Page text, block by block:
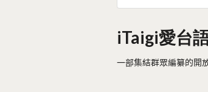
iTaigi愛台
一部集結群眾編纂的開